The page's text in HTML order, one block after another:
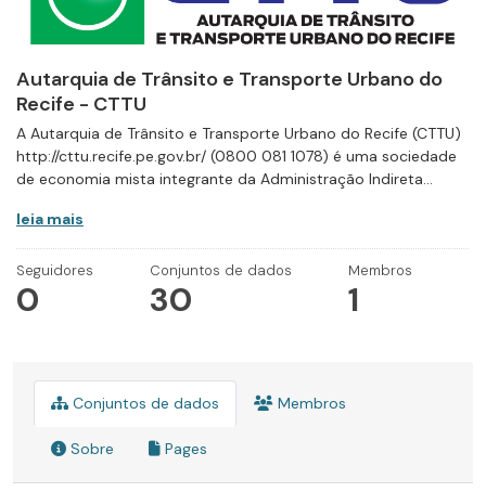
Autarquia de Trânsito e Transporte Urbano do
Recife - CTTU
A Autarquia de Trânsito e Transporte Urbano do Recife (CTTU)
http://cttu.recife.pe.gov.br/ (0800 081 1078) é uma sociedade
de economia mista integrante da Administração Indireta...
leia mais
Seguidores
0
Conjuntos de dados
30
Membros
1
Conjuntos de dados Membros
Sobre Pages